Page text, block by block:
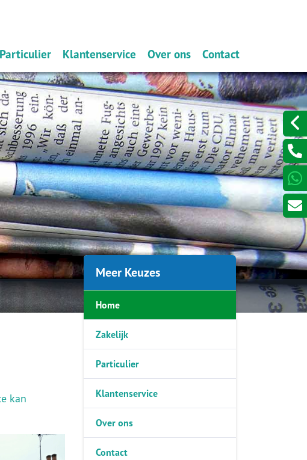
Particulier
Schade melden
Verzekeren
Klantenservice
Iets wijzigen?
Schadeformulieren
Serviceformulieren
Over ons
Wat doen wij?
Verzekeren
Dát bedoelen we nou met
ontzorgen
Contact
Laat een bericht
kan
Meer Keuzes
Home
Zakelijk
Particulier
Klantenservice
Over ons
Contact